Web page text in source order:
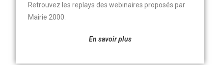
Retrouvez les replays des webinaires proposés par
Mairie 2000
En savoir plus